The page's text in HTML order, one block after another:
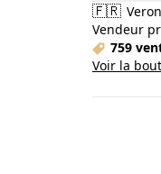
🇫🇷
Vendeur
759
Voir la